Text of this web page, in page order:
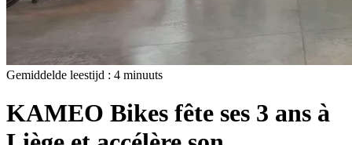
Gemiddelde leestijd : 4 minuuts
KAMEO Bikes fête ses 3 ans à